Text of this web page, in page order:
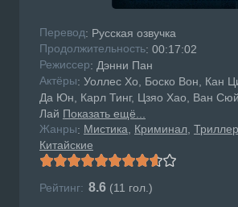
Перевод: Русская озвучка
Продолжительность: 00:17:02
Режисcер: Дэнни Пан
Актёры: Уоллес Хо, Боско Вон, Кан
Да Юн, Карл Тинг, Цзяо Хао, Ван
Лай Показать ещё...
Жанры: Мистика Криминал Триллер
Китайские
Рейтинг: 8.6 (11 гол.)